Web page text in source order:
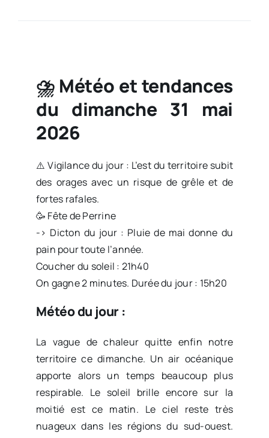
⛈️ Météo et tendances
du dimanche 31 mai
2026
⚠️ Vigilance du jour : L’est du territoire subit
des orages avec un risque de grêle et de
fortes rafales.
🥳 Fête de Perrine
-> Dicton du jour : Pluie de mai donne du
pain pour toute l’année.
Coucher du soleil : 21h40
On gagne 2 minutes. Durée du jour : 15h20
Météo du jour :
La vague de chaleur quitte enfin notre
territoire ce dimanche. Un air océanique
apporte alors un temps beaucoup plus
respirable. Le soleil brille encore sur la
moitié est ce matin. Le ciel reste très
nuageux dans les régions du sud-ouest.